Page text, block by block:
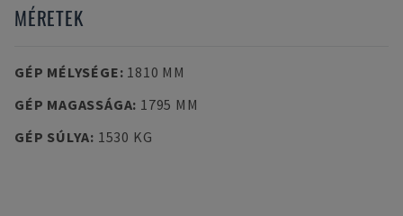
MÉRETEK
GÉP MÉLYSÉGE: 1810 MM
GÉP MAGASSÁGA: 1795 MM
GÉP SÚLYA: 1530 KG